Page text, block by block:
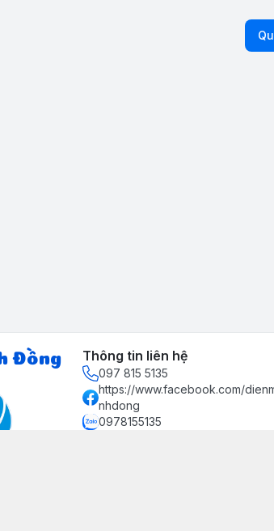
Đồng Thông tin liên hệ
097 815 5135
https://www.facebook.com/
nhdong
0978155135